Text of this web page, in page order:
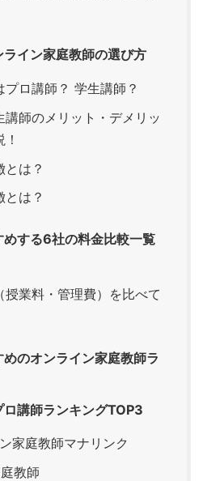
イン家庭教師の選び方
プロ講師？ 学生講師？
講師のメリット・デメリッ
とは？
とは？
めする6社の料金比較一覧
授業料・管理費）を比べて
のオンライン家庭教師ラ
ロ講師ランキングTOP3
家庭教師マナリンク
教師